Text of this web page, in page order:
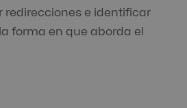
redirecciones e identificar
forma en que aborda el